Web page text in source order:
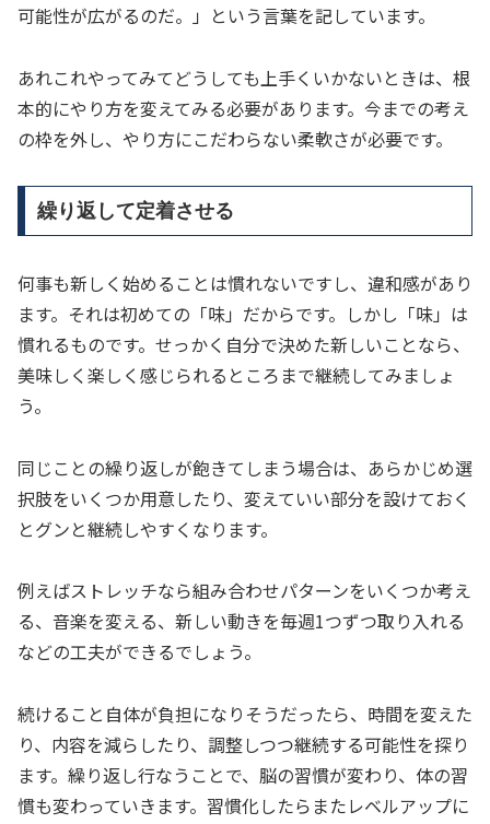
可能性が広がるのだ。」という言葉を記しています。
あれこれやってみてどうしても上手くいかないときは、根
本的にやり方を変えてみる必要があります。今までの考え
の枠を外し、やり方にこだわらない柔軟さが必要です。
繰り返して定着させる
何事も新しく始めることは慣れないですし、違和感があり
ます。それは初めての「味」だからです。しかし「味」は
慣れるものです。せっかく自分で決めた新しいことなら、
美味しく楽しく感じられるところまで継続してみましょ
う。
同じことの繰り返しが飽きてしまう場合は、あらかじめ選
択肢をいくつか用意したり、変えていい部分を設けておく
とグンと継続しやすくなります。
例えばストレッチなら組み合わせパターンをいくつか考え
る、音楽を変える、新しい動きを毎週1つずつ取り入れる
などの工夫ができるでしょう。
続けること自体が負担になりそうだったら、時間を変えた
り、内容を減らしたり、調整しつつ継続する可能性を探り
ます。繰り返し行なうことで、脳の習慣が変わり、体の習
慣も変わっていきます。習慣化したらまたレベルアップに